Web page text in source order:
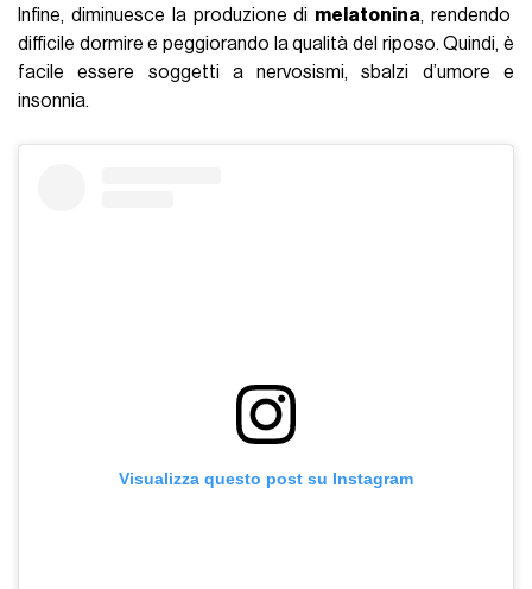
Infine, diminuesce la produzione di melatonina, rendendo
difficile dormire e peggiorando la qualità del riposo. Quindi, è
facile essere soggetti a nervosismi, sbalzi d’umore e
insonnia.
Visualizza questo post su Instagram